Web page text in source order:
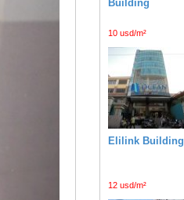
Building
10 usd/m²
Elilink Building
12 usd/m²